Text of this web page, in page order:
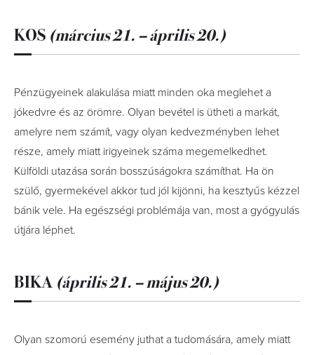
KOS (március 21. – április 20.)
Pénzügyeinek alakulása miatt minden oka meglehet a
jókedvre és az örömre. Olyan bevétel is ütheti a markát,
amelyre nem számít, vagy olyan kedvezményben lehet
része, amely miatt irigyeinek száma megemelkedhet.
Külföldi utazása során bosszúságokra számíthat. Ha ön
szülő, gyermekével akkor tud jól kijönni, ha kesztyűs kézzel
bánik vele. Ha egészségi problémája van, most a gyógyulás
útjára léphet.
BIKA (április 21. – május 20.)
Olyan szomorú esemény juthat a tudomására, amely miatt